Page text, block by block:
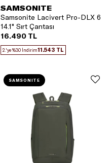
SAMSONITE
Samsonite Lacivert Pro-DLX 6
14.1" Sırt Çantası
16.490 TL
2.'ye %30 İndirim11.543 TL
SAMSONITE